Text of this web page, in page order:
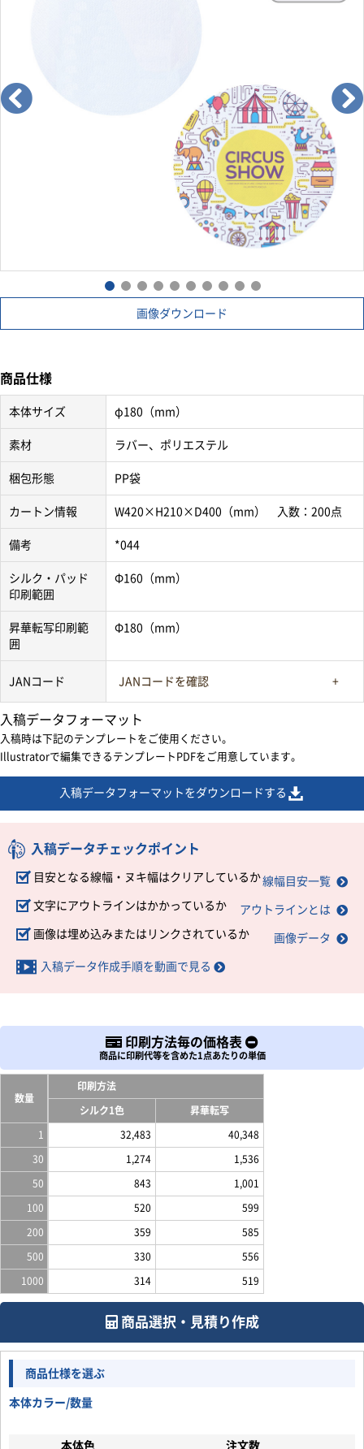
画像ダウンロード
商品仕様
本体サイズ φ180（mm）
素材 ラバー、ポリエステル
梱包形態 PP袋
カートン情報 W420×H210×D400（mm） 入数：200点
備考 *044
シルク・パッド
印刷範囲
Φ160（mm）
昇華転写印刷範
囲
Φ180（mm）
JANコード JANコードを確認
入稿データフォーマット
入稿時は下記のテンプレートをご使用ください。
Illustratorで編集できるテンプレートPDFをご用意しています。
入稿データフォーマットをダウンロードする
入稿データチェックポイント
目安となる線幅・ヌキ幅はクリアしているか線幅目安一覧
文字にアウトラインはかかっているか アウトラインとは
画像は埋め込みまたはリンクされているか 画像データ
入稿データ作成手順を動画で見る
印刷方法毎の価格表
商品に印刷代等を含めた1点あたりの単価
数量
印刷方法
シルク1色 昇華転写
1 32,483 40,348
30 1,274 1,536
50 843 1,001
100 520 599
200 359 585
500 330 556
1000 314 519
商品選択・見積り作成
商品仕様を選ぶ
本体カラー/数量
本体色 注文数